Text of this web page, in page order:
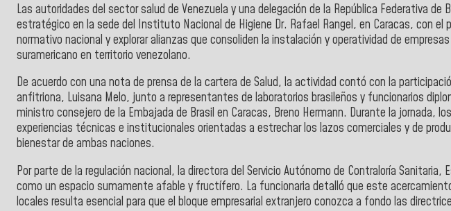
Las autoridades del sector salud de Venezuela y una delegación de la República Federativa de
estratégico en la sede del Instituto Nacional de Higiene Dr. Rafael Rangel, en Caracas, con el
normativo nacional y explorar alianzas que consoliden la instalación y operatividad de
suramericano en territorio venezolano.
De acuerdo con una nota de prensa de la cartera de Salud, la actividad contó con la
anfitriona, Luisana Melo, junto a representantes de laboratorios brasileños y funcionarios
ministro consejero de la Embajada de Brasil en Caracas, Breno Hermann. Durante la jornada,
experiencias técnicas e institucionales orientadas a estrechar los lazos comerciales y de
bienestar de ambas naciones.
Por parte de la regulación nacional, la directora del Servicio Autónomo de Contraloría Sanitaria,
como un espacio sumamente afable y fructífero. La funcionaria detalló que este
locales resulta esencial para que el bloque empresarial extranjero conozca a fondo las